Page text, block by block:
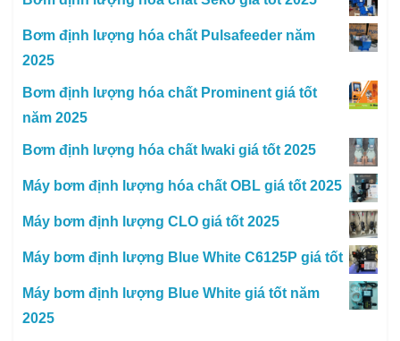
Bơm định lượng hóa chất Pulsafeeder năm
2025
Bơm định lượng hóa chất Prominent giá tốt
năm 2025
Bơm định lượng hóa chất Iwaki giá tốt 2025
Máy bơm định lượng hóa chất OBL giá tốt 2025
Máy bơm định lượng CLO giá tốt 2025
Máy bơm định lượng Blue White C6125P giá tốt
Máy bơm định lượng Blue White giá tốt năm
2025